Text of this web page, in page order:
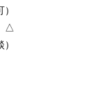
△